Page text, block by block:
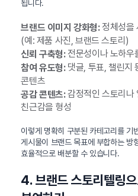
됩니다.
브랜드 이미지 강화형:정체성을
(예: 제품 사진, 브랜드 스토리)
신뢰 구축형:전문성이나 노하우
참여 유도형:댓글, 투표, 챌린지
콘텐츠
공감 콘텐츠:감정적인 스토리나
친근감을 형성
이렇게 명확히 구분된 카테고리를 기
게시물이 브랜드 목표에 부합하는 방
효율적으로 배분할 수 있습니다.
4. 브랜드 스토리텔링